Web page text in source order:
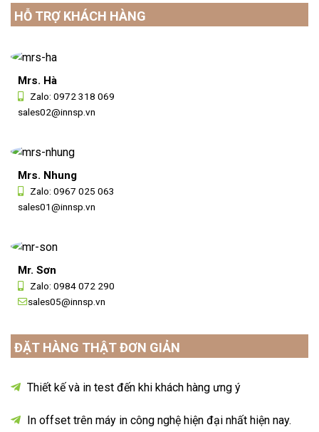
HỖ TRỢ KHÁCH HÀNG
Mrs. Hà
Zalo: 0972 318 069
sales02@innsp.vn
Mrs. Nhung
Zalo: 0967 025 063
sales01@innsp.vn
Mr. Sơn
Zalo: 0984 072 290
sales05@innsp.vn
ĐẶT HÀNG THẬT ĐƠN GIẢN
Thiết kế và in test đến khi khách hàng ưng ý
In offset trên máy in công nghệ hiện đại nhất hiện nay.